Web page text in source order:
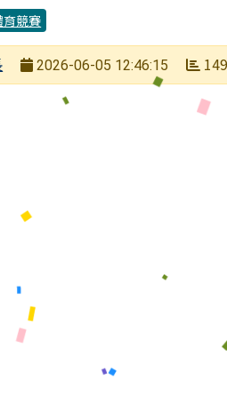
育競賽
2026-06-05 12:46:15